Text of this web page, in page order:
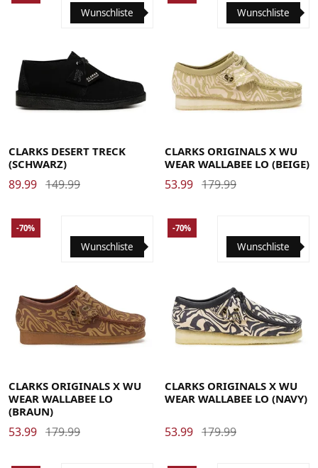
Wunschliste
CLARKS DESERT TRECK
(SCHWARZ)
89.99 149.99
Wunschliste
CLARKS ORIGINALS X WU
WEAR WALLABEE LO (BEIGE)
53.99 179.99
Wunschliste
-70%
CLARKS ORIGINALS X WU
WEAR WALLABEE LO
(BRAUN)
53.99 179.99
Wunschliste
-70%
CLARKS ORIGINALS X WU
WEAR WALLABEE LO (NAVY)
53.99 179.99